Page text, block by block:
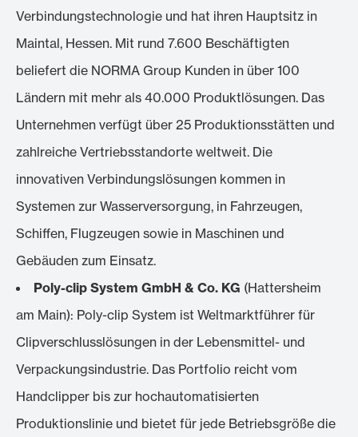
Verbindungstechnologie und hat ihren Hauptsitz in
Maintal, Hessen. Mit rund 7.600 Beschäftigten
beliefert die NORMA Group Kunden in über 100
Ländern mit mehr als 40.000 Produktlösungen. Das
Unternehmen verfügt über 25 Produktionsstätten und
zahlreiche Vertriebsstandorte weltweit. Die
innovativen Verbindungslösungen kommen in
Systemen zur Wasserversorgung, in Fahrzeugen,
Schiffen, Flugzeugen sowie in Maschinen und
Gebäuden zum Einsatz.
Poly-clip System GmbH & Co. KG (Hattersheim
am Main): Poly-clip System ist Weltmarktführer für
Clipverschlusslösungen in der Lebensmittel- und
Verpackungsindustrie. Das Portfolio reicht vom
Handclipper bis zur hochautomatisierten
Produktionslinie und bietet für jede Betriebsgröße die